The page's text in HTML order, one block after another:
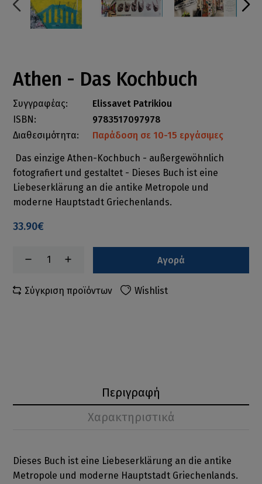
Athen - Das Kochbuch
Συγγραφέας:
Elissavet Patrikiou
ISBN:
9783517097978
Διαθεσιμότητα:
Παράδοση σε 10-15 εργάσιμες
Das einzige Athen-Kochbuch - außergewöhnlich
fotografiert und gestaltet - Dieses Buch ist eine
Liebeserklärung an die antike Metropole und
moderne Hauptstadt Griechenlands.
33.90€
Αγορά
Σύγκριση προϊόντων Wishlist
Περιγραφή
Χαρακτηριστικά
Dieses Buch ist eine Liebeserklärung an die antike
Metropole und moderne Hauptstadt Griechenlands.